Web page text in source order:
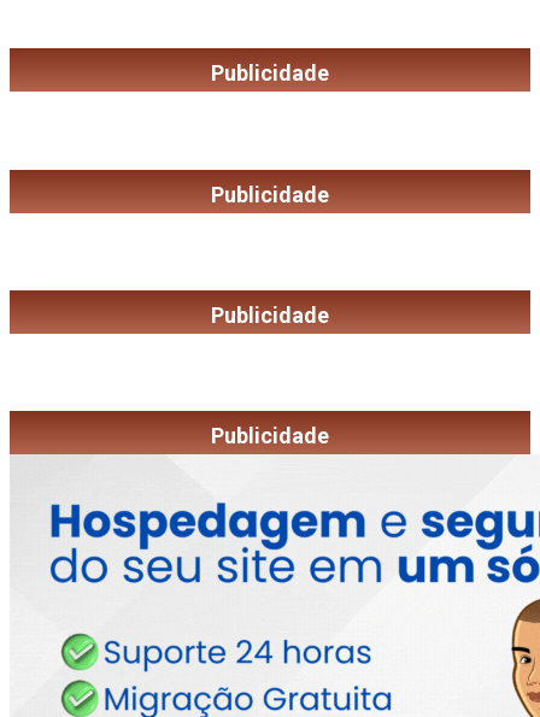
Publicidade
Publicidade
Publicidade
Publicidade